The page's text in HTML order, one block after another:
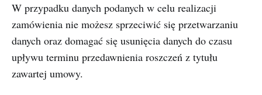
W przypadku danych podanych w celu realizacji
zamówienia nie możesz sprzeciwić się przetwarzaniu
danych oraz domagać się usunięcia danych do czasu
upływu terminu przedawnienia roszczeń z tytułu
zawartej umowy.